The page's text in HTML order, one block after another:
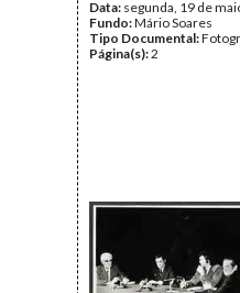
Data: segunda, 19 de
Fundo:Mário Soares
Tipo Documental:
Página(s):2